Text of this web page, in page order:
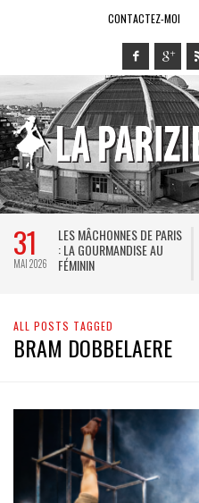
CONTACTEZ-MOI
31
MAI 2026
LES MÂCHONNES DE PARIS
: LA GOURMANDISE AU
FÉMININ
ALL POSTS TAGGED
BRAM DOBBELAERE